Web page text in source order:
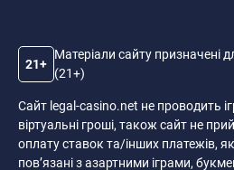
21+
Матеріали сайту призначені
(21+)
Сайт legal-casino.net не проводить
віртуальні гроші, також сайт не
оплату ставок та/інших платежів,
пов’язані з азартними іграми,